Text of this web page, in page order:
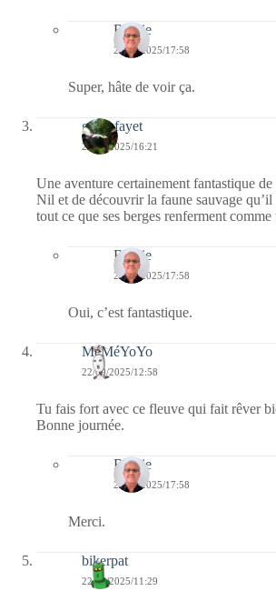
Bernie
22/09/2025/17:58
Super, hâte de voir ça.
giselefayet
22/09/2025/16:21
Une aventure certainement fantastique
Nil et de découvrir la faune sauvage qu’il
tout ce que ses berges renferment comme
Bernie
22/09/2025/17:58
Oui, c’est fantastique.
MéMéYoYo
22/09/2025/12:58
Tu fais fort avec ce fleuve qui fait rêver
Bonne journée.
Bernie
22/09/2025/17:58
Merci.
bikerpat
22/09/2025/11:29